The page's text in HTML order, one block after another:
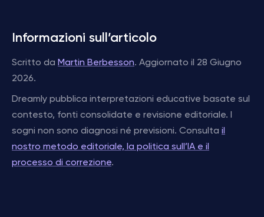
Informazioni sull’articolo
Scritto da Martin Berbesson. Aggiornato il 28 Giugno
2026.
Dreamly pubblica interpretazioni educative basate sul
contesto, fonti consolidate e revisione editoriale. I
sogni non sono diagnosi né previsioni. Consulta il
nostro metodo editoriale, la politica sull’IA e il
processo di correzione.